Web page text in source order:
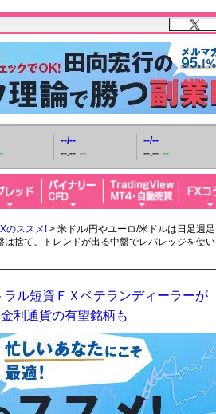
--/--
--.-- --
--/--
--.-- --
のススメ! > 米ドル/円やユーロ/米ドルは日足週足
捨て、トレンドが出る中盤でレバレッジを使い
ル短資ＦＸベテランディーラーが
利通貨の有望銘柄も